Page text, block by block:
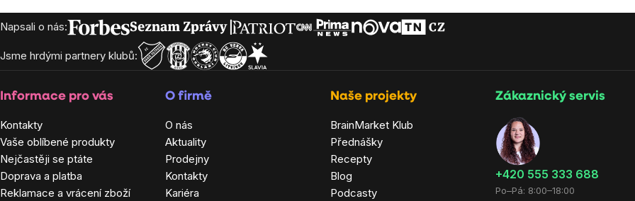
Zápatí
Napsali o nás:
Jsme hrdými partnery klubů:
Informace pro vás
Kontakty
Vaše oblíbené produkty
Nejčastěji se ptáte
Doprava a platba
Reklamace a vrácení zboží
O firmě
O nás
Aktuality
Prodejny
Kontakty
Kariéra
Naše projekty
BrainMarket Klub
Přednášky
Recepty
Blog
Podcasty
Zákaznický servis
‭+420 555 333 688
Po–Pá: 8:00–18:00